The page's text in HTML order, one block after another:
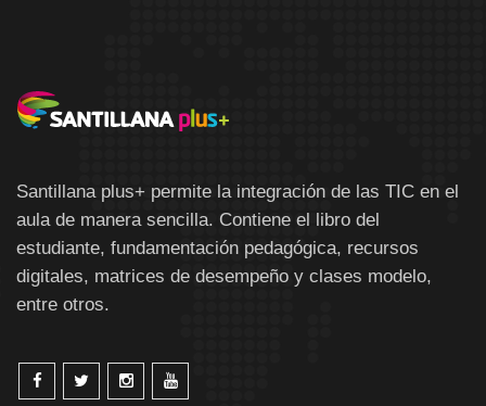
Santillana plus+ permite la integración de las TIC en el
aula de manera sencilla. Contiene el libro del
estudiante, fundamentación pedagógica, recursos
digitales, matrices de desempeño y clases modelo,
entre otros.